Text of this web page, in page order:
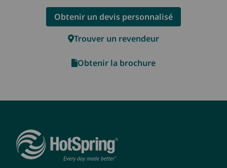
Obtenir un devis personnalisé
Trouver un revendeur
Obtenir la brochure